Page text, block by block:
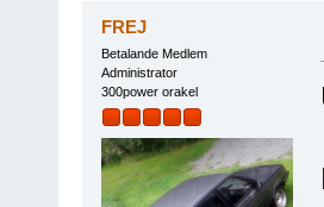
FREJ
Betalande Medlem
Administrator
300power orakel